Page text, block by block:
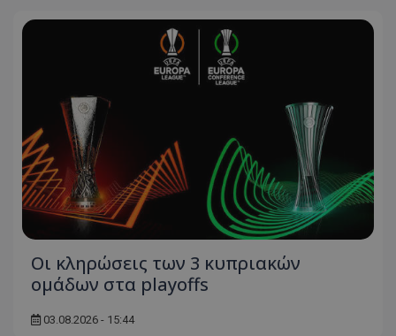
Οι κληρώσεις των 3 κυπριακών
ομάδων στα playoffs
03.08.2026 - 15:44